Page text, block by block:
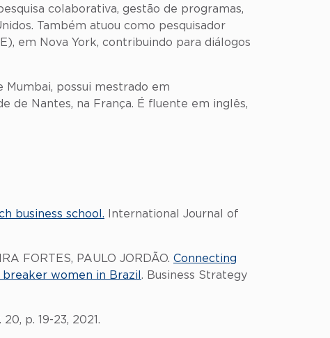
colaborativa, gestão de programas,
Também atuou como pesquisador
em Nova York, contribuindo para diálogos
Mumbai, possui mestrado em
de Nantes, na França. É fluente em inglês,
business school. International Journal of
FORTES, PAULO JORDÃO. Connecting
women in Brazil . Business Strategy
p. 19-23, 2021.